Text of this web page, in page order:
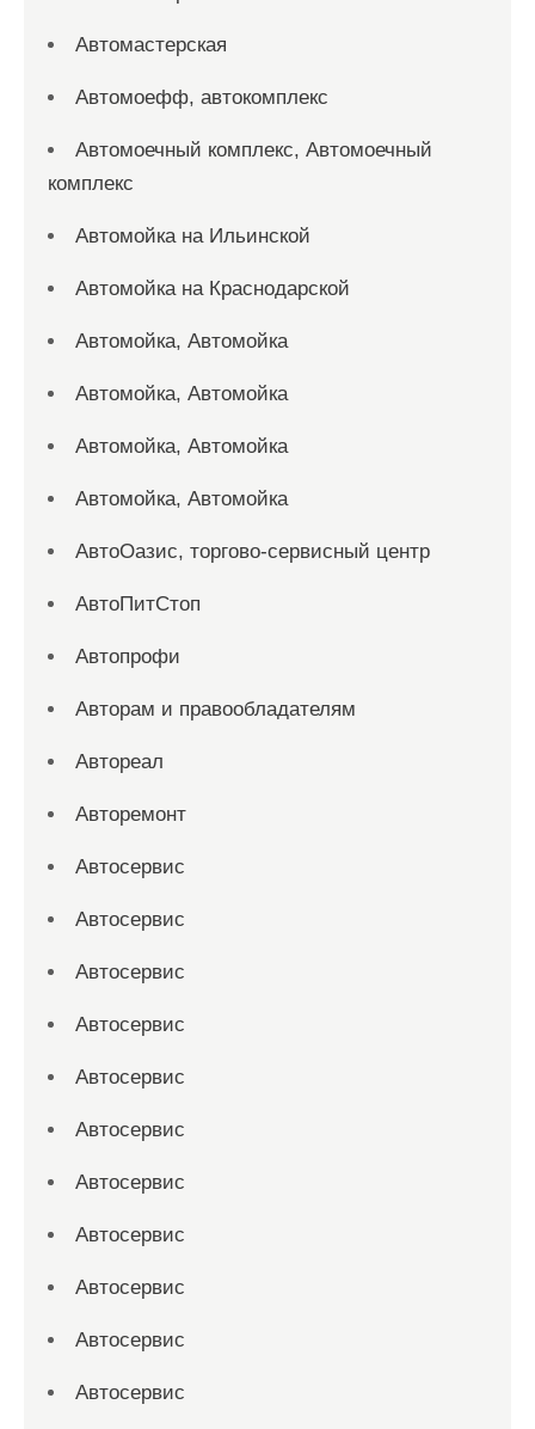
Автомастерская
Автомоефф, автокомплекс
Автомоечный комплекс, Автомоечный
комплекс
Автомойка на Ильинской
Автомойка на Краснодарской
Автомойка, Автомойка
Автомойка, Автомойка
Автомойка, Автомойка
Автомойка, Автомойка
АвтоОазис, торгово-сервисный центр
АвтоПитСтоп
Автопрофи
Авторам и правообладателям
Автореал
Авторемонт
Автосервис
Автосервис
Автосервис
Автосервис
Автосервис
Автосервис
Автосервис
Автосервис
Автосервис
Автосервис
Автосервис